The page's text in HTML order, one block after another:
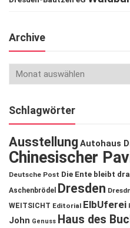
Archive
Schlagwörter
Ausstellung Autohaus
Chinesischer
Deutsche Post Die Ente bleibt
Aschenbrödel
Dresden
WEITSICHT Editorial ElbUferei
John Genuss Haus des